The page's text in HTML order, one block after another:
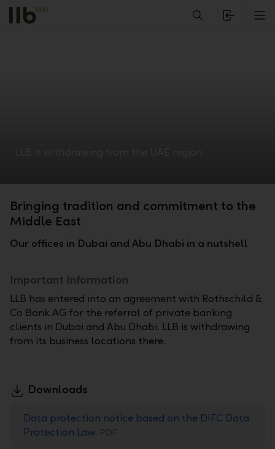
Alerts.Headline
Bringing tradition and commitment to the
Middle East
Our offices in Dubai and Abu Dhabi in a nutshell
Important information
LLB has entered into an agreement with Rothschild &
Co Bank AG for the referral of private banking
clients in Dubai and Abu Dhabi. LLB is withdrawing
from its business locations there.
Downloads
Data protection notice based on the DIFC Data
Protection Law PDF